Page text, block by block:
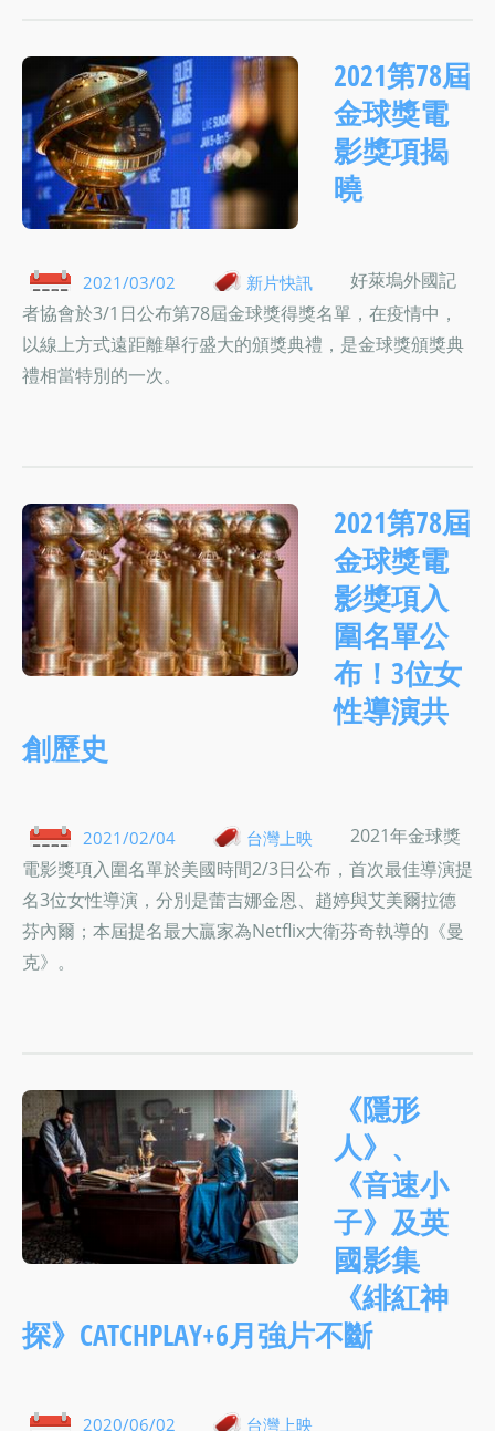
2021第78屆
金球獎電
影獎項揭
曉
2021/03/02 新片快訊
好萊塢外國記
者協會於3/1日公布第78屆金球獎得獎名單，在疫情中，
以線上方式遠距離舉行盛大的頒獎典禮，是金球獎頒獎典
禮相當特別的一次。
2021第78屆
金球獎電
影獎項入
圍名單公
布！3位女
性導演共
創歷史
2021/02/04 台灣上映
2021年金球獎
電影獎項入圍名單於美國時間2/3日公布，首次最佳導演提
名3位女性導演，分別是蕾吉娜金恩、趙婷與艾美爾拉德
芬內爾；本屆提名最大贏家為Netflix大衛芬奇執導的《曼
克》。
《隱形
人》、
《音速小
子》及英
國影集
《緋紅神
探》CATCHPLAY+6月強片不斷
2020/06/02 台灣上映